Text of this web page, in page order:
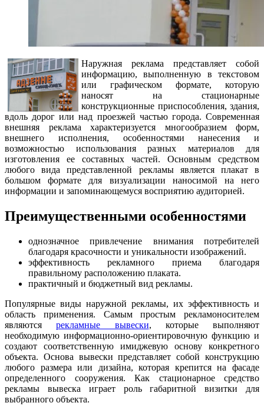
Наружная реклама представляет собой
информацию, выполненную в текстовом
или графическом формате, которую
наносят на стационарные
конструкционные приспособления, здания,
вдоль дорог или над проезжей частью города. Современная
внешняя реклама характеризуется многообразием форм,
внешнего исполнения, особенностями нанесения и
возможностью использования разных материалов для
изготовления ее составных частей. Основным средством
любого вида представленной рекламы является плакат в
большом формате для визуализации наносимой на него
информации и запоминающемуся восприятию аудиторией.
Преимущественными особенностями
однозначное привлечение внимания потребителей
благодаря красочности и уникальности изображений.
эффективность рекламного приема благодаря
правильному расположению плаката.
практичный и бюджетный вид рекламы.
Популярные виды наружной рекламы, их эффективность и
область применения. Самым простым рекламоносителем
являютсярекламные вывески, которые выполняют
необходимую информационно-ориентировочную функцию и
создают соответственную имиджевую основу конкретного
объекта. Основа вывески представляет собой конструкцию
любого размера или дизайна, которая крепится на фасаде
определенного сооружения. Как стационарное средство
рекламы вывеска играет роль габаритной визитки для
выбранного объекта.